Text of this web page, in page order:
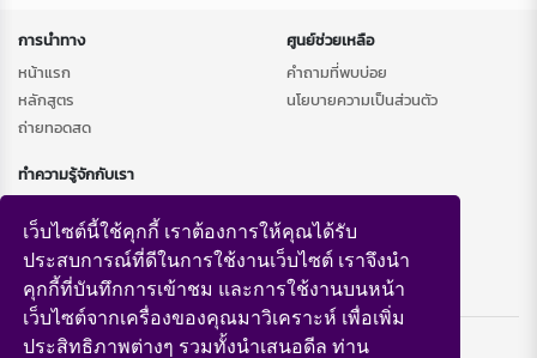
เว็บไซต์นี้ใช้คุกกี้ เราต้องการให้คุณได้รับ
ประสบการณ์ที่ดีในการใช้งานเว็บไซต์ เราจึงนำ
คุกกี้ที่บันทึกการเข้าชม และการใช้งานบนหน้า
เว็บไซต์จากเครื่องของคุณมาวิเคราะห์ เพื่อเพิ่ม
ประสิทธิภาพต่างๆ รวมทั้งนำเสนอดีล ท่าน
การนำทาง
หน้าแรก
หลักสูตร
ถ่ายทอดสด
ศูนย์ช่วยเหลือ
คำถามที่พบบ่อย
นโยบายความเป็นส่วนตัว
ทำความรู้จักกับเรา
Copyright © 2026 Southeast LMS